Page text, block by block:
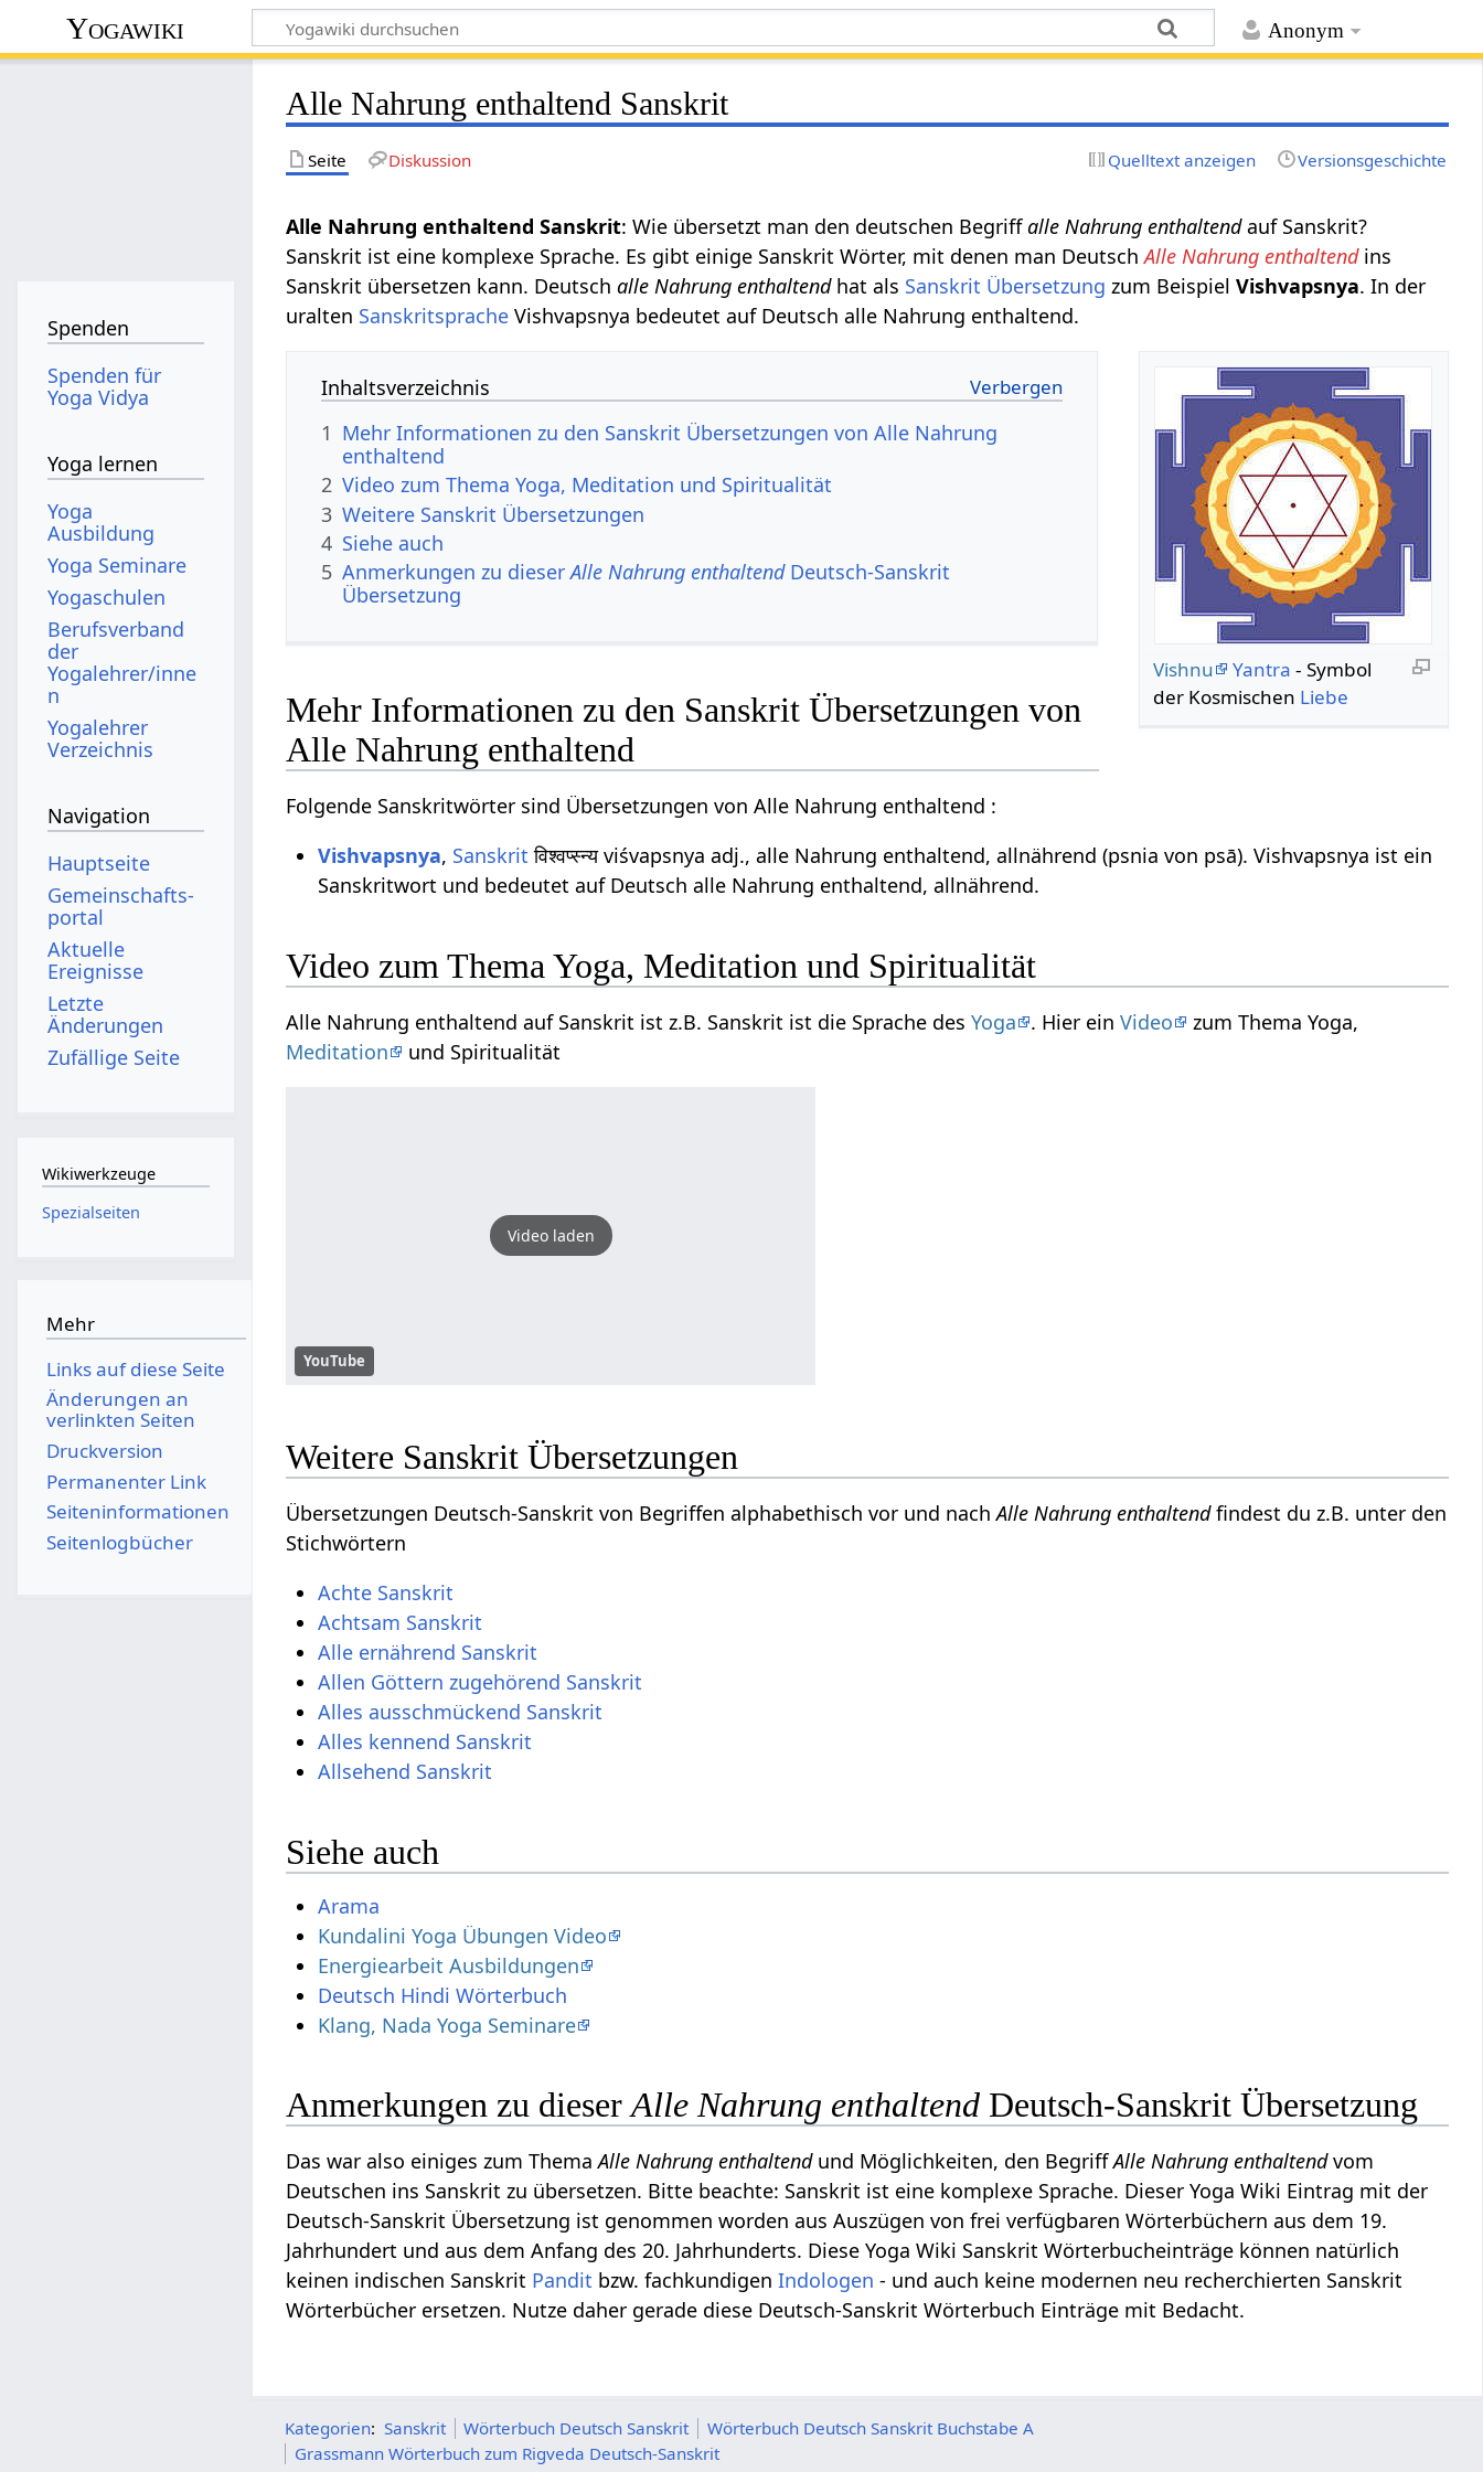
Anonym
Yogawiki
Alle Nahrung enthaltend Sanskrit
Seite Diskussion Quelltext anzeigen Versionsgeschichte
Alle Nahrung enthaltend Sanskrit: Wie übersetzt man den deutschen Begriffalle Nahrung enthaltendauf Sanskrit?
Sanskrit ist eine komplexe Sprache. Es gibt einige Sanskrit Wörter, mit denen man DeutschAlle Nahrung enthaltendins
Sanskrit übersetzen kann. Deutschalle Nahrung enthaltend hat als Sanskrit Übersetzung zum BeispielVishvapsnya. In der
uralten Sanskritsprache Vishvapsnya bedeutet auf Deutsch alle Nahrung enthaltend.
Vishnu Yantra - Symbol
der Kosmischen Liebe
Inhaltsverzeichnis
1 Mehr Informationen zu den Sanskrit Übersetzungen von Alle Nahrung
enthaltend
2 Video zum Thema Yoga, Meditation und Spiritualität
3 Weitere Sanskrit Übersetzungen
4 Siehe auch
5 Anmerkungen zu dieserAlle Nahrung enthaltend Deutsch-Sanskrit
Übersetzung
Mehr Informationen zu den Sanskrit Übersetzungen von
Alle Nahrung enthaltend
Folgende Sanskritwörter sind Übersetzungen von Alle Nahrung enthaltend :
Vishvapsnya, Sanskrit विश्वप्स्न्य viśvapsnya adj., alle Nahrung enthaltend, allnährend (psnia von psā). Vishvapsnya ist ein
Sanskritwort und bedeutet auf Deutsch alle Nahrung enthaltend, allnährend.
Video zum Thema Yoga, Meditation und Spiritualität
Alle Nahrung enthaltend auf Sanskrit ist z.B. Sanskrit ist die Sprache desYoga . Hier einVideo
zum Thema Yoga,
Meditation
und Spiritualität
Video laden
YouTube
Weitere Sanskrit Übersetzungen
Übersetzungen Deutsch-Sanskrit von Begriffen alphabethisch vor und nachAlle Nahrung enthaltendfindest du z.B. unter den
Stichwörtern
Achte Sanskrit
Achtsam Sanskrit
Alle ernährend Sanskrit
Allen Göttern zugehörend Sanskrit
Alles ausschmückend Sanskrit
Alles kennend Sanskrit
Allsehend Sanskrit
Siehe auch
Arama
Kundalini Yoga Übungen Video
Energiearbeit Ausbildungen
Deutsch Hindi Wörterbuch
Klang, Nada Yoga Seminare
Anmerkungen zu dieserAlle Nahrung enthaltend Deutsch-Sanskrit Übersetzung
Das war also einiges zum ThemaAlle Nahrung enthaltend und Möglichkeiten, den BegriffAlle Nahrung enthaltendvom
Deutschen ins Sanskrit zu übersetzen. Bitte beachte: Sanskrit ist eine komplexe Sprache. Dieser Yoga Wiki Eintrag mit der
Deutsch-Sanskrit Übersetzung ist genommen worden aus Auszügen von frei verfügbaren Wörterbüchern aus dem 19.
Jahrhundert und aus dem Anfang des 20. Jahrhunderts. Diese Yoga Wiki Sanskrit Wörterbucheinträge können natürlich
keinen indischen Sanskrit Pandit bzw. fachkundigenIndologen - und auch keine modernen neu recherchierten Sanskrit
Wörterbücher ersetzen. Nutze daher gerade diese Deutsch-Sanskrit Wörterbuch Einträge mit Bedacht.
Kategorien: Sanskrit Wörterbuch Deutsch Sanskrit
Wörterbuch Deutsch Sanskrit Buchstabe A
Grassmann Wörterbuch zum Rigveda Deutsch-Sanskrit
Spenden
Spenden für
Yoga Vidya
Yoga lernen
Yoga
Ausbildung
Yoga Seminare
Yogaschulen
Berufsverband
der
Yogalehrer/inne
n
Yogalehrer
Verzeichnis
Navigation
Hauptseite
Gemeinschafts­
portal
Aktuelle
Ereignisse
Letzte
Änderungen
Zufällige Seite
Wikiwerkzeuge
Spezialseiten
Mehr
Links auf diese Seite
Änderungen an
verlinkten Seiten
Druckversion
Permanenter Link
Seiten­­informationen
Seitenlogbücher